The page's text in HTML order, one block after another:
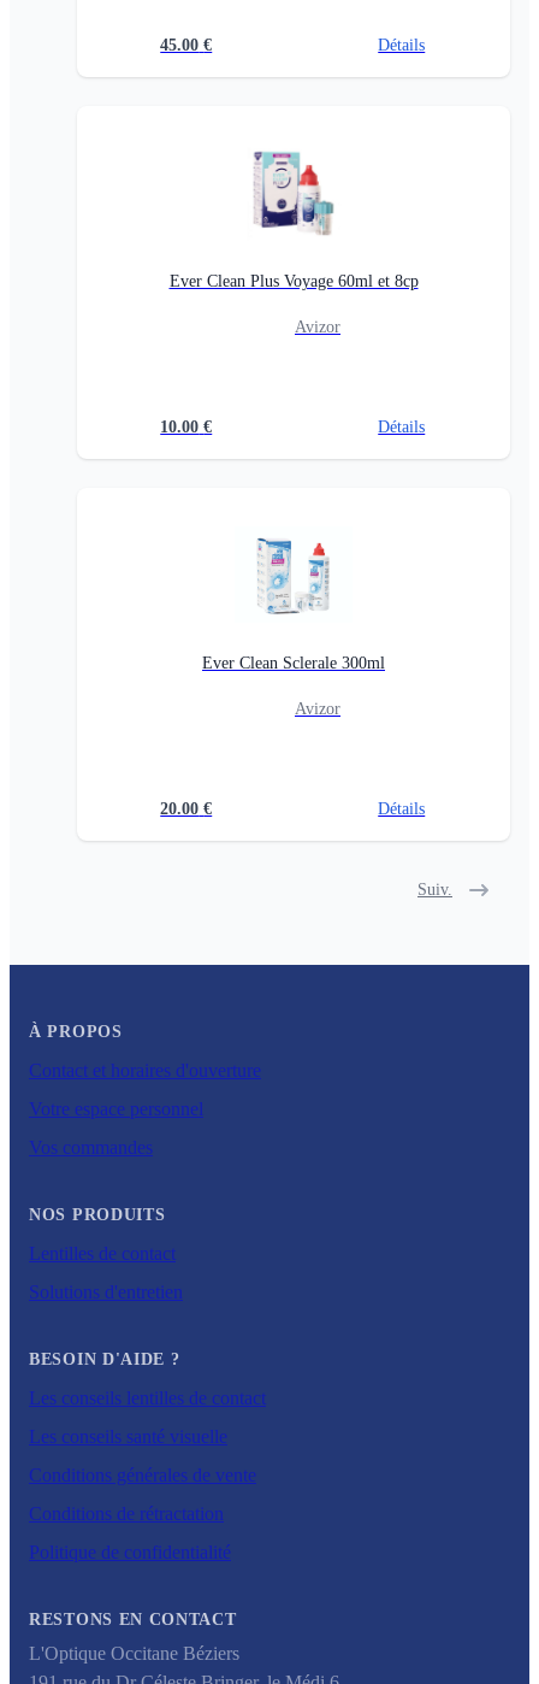
45.00 € Détails
Ever Clean Plus Voyage 60ml et 8cp
Avizor
10.00 € Détails
Ever Clean Sclerale 300ml
Avizor
20.00 € Détails
Suiv.
À PROPOS
Contact et horaires d'ouverture
Votre espace personnel
Vos commandes
NOS PRODUITS
Lentilles de contact
Solutions d'entretien
BESOIN D'AIDE ?
Les conseils lentilles de contact
Les conseils santé visuelle
Conditions générales de vente
Conditions de rétractation
Politique de confidentialité
RESTONS EN CONTACT
L'Optique Occitane Béziers